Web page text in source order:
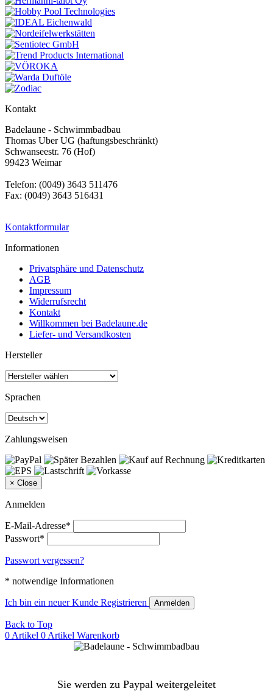
Kontakt
Badelaune - Schwimmbadbau
Thomas Uber UG (haftungsbeschränkt)
Schwanseestr. 76 (Hof)
99423 Weimar
Telefon: (0049) 3643 511476
Fax: (0049) 3643 516431
Kontaktformular
Informationen
Privatsphäre und Datenschutz
AGB
Impressum
Widerrufsrecht
Kontakt
Willkommen bei Badelaune.de
Liefer- und Versandkosten
Hersteller
Sprachen
Zahlungsweisen
× Close
Anmelden
E-Mail-Adresse*
Passwort*
Passwort vergessen?
* notwendige Informationen
Ich bin ein neuer Kunde Registrieren Anmelden
Back to Top
0 Artikel 0 Artikel Warenkorb
Sie werden zu Paypal weitergeleitet